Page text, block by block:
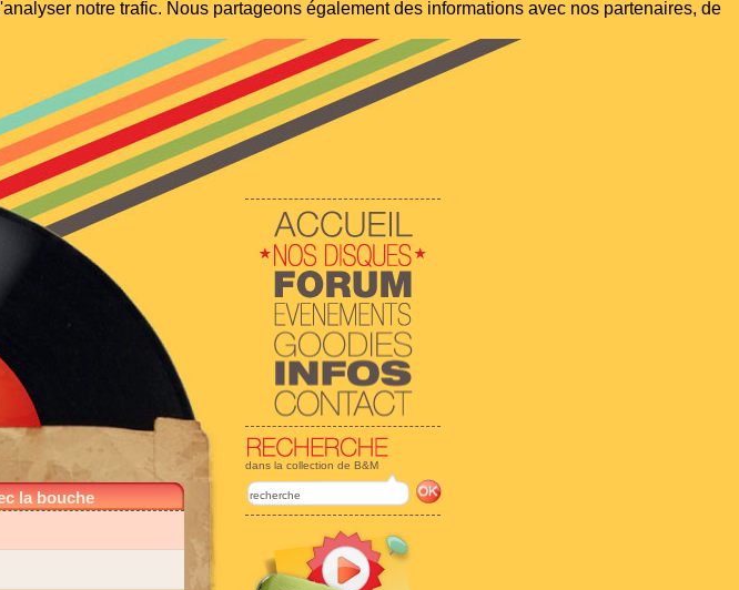
notre trafic. Nous partageons également des informations avec nos partenaires, de
dans la collection de B&M
la bouche